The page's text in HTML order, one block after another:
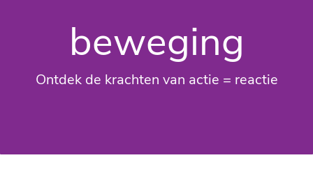
beweging
Ontdek de krachten van actie = reactie